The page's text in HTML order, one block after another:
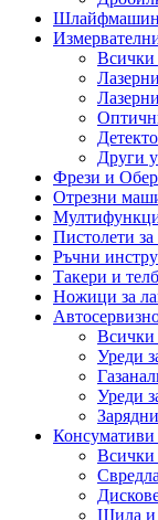
Всички
Други
Фрези и
Отрезни
Пистолети
Ръчни
Такери и
Ножици за
Всички
Уреди
Уреди
Консумативи
Всички
Свредла
Шила и